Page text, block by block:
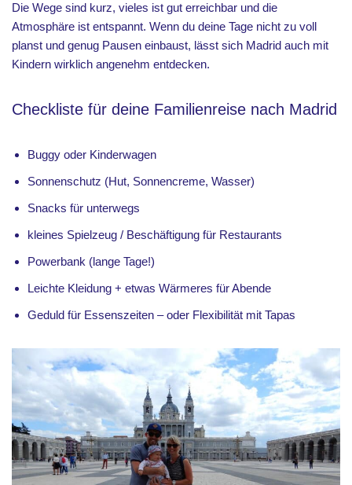
Die Wege sind kurz, vieles ist gut erreichbar und die
Atmosphäre ist entspannt. Wenn du deine Tage nicht zu voll
planst und genug Pausen einbaust, lässt sich Madrid auch mit
Kindern wirklich angenehm entdecken.
Checkliste für deine Familienreise nach Madrid
Buggy oder Kinderwagen
Sonnenschutz (Hut, Sonnencreme, Wasser)
Snacks für unterwegs
kleines Spielzeug / Beschäftigung für Restaurants
Powerbank (lange Tage!)
Leichte Kleidung + etwas Wärmeres für Abende
Geduld für Essenszeiten – oder Flexibilität mit Tapas